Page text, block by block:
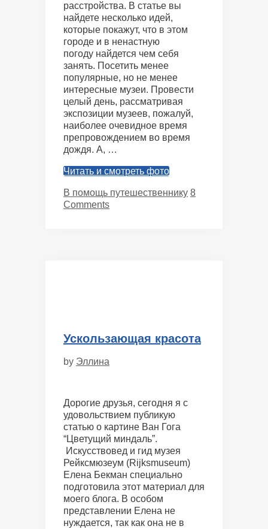
расстройства. В статье вы
найдете несколько идей,
которые покажут, что в этом
городе и в ненастную
погоду найдется чем себя
занять. Посетить менее
популярные, но не менее
интересные музеи. Провести
целый день, рассматривая
экспозиции музеев, пожалуй,
наиболее очевидное время
препровождением во время
дождя. А, …
Читать и смотреть фото
Categories
В помощь путешественнику 8
Comments
Ускользающая красота
by Эллина
Дорогие друзья, сегодня я с
удовольствием публикую
статью о картине Ван Гога
“Цветущий миндаль”.
Искусствовед и гид музея
Рейксмюзеум (Rijksmuseum)
Елена Бекман специально
подготовила этот материал для
моего блога. В особом
представлении Елена не
нуждается, так как она не в